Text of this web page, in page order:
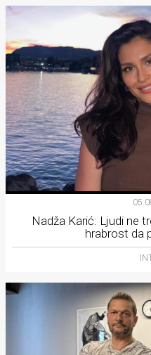
Nadža Karić: Ljudi ne
hrabrost da